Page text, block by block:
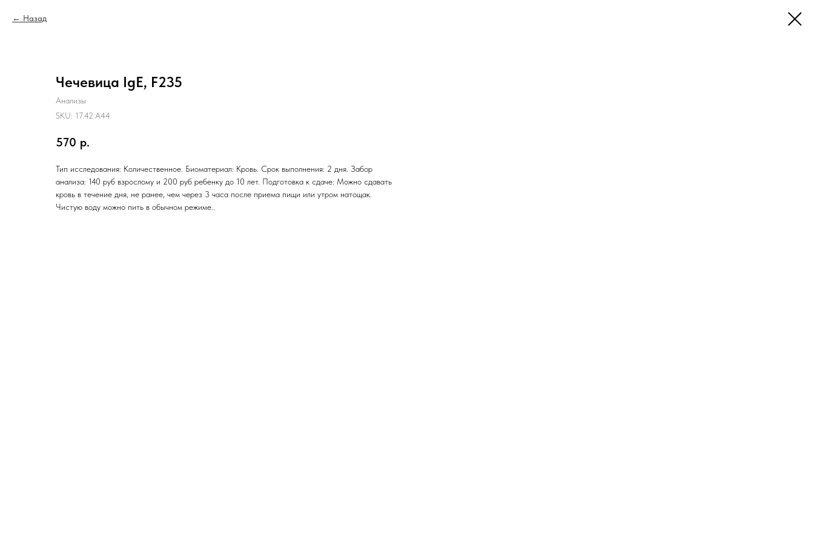
Назад
Чечевица IgE, F235
Анализы
SKU: 17.42.A44
570 р.
Тип исследования: Количественное. Биоматериал: Кровь. Срок выполнения: 2 дня. Забор
анализа: 140 руб взрослому и 200 руб ребенку до 10 лет. Подготовка к сдаче: Можно сдавать
кровь в течение дня, не ранее, чем через 3 часа после приема пищи или утром натощак.
Чистую воду можно пить в обычном режиме..